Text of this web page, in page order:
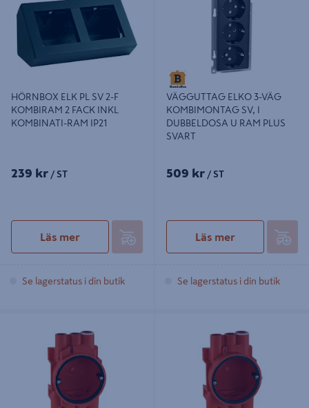
KOMBINATI-RAM IP21
HÖRNBOX ELK PL SV 2-F
KOMBIRAM 2 FACK INKL
KOMBINATI-RAM IP21
239 kr / ST
Läs mer
Se lagerstatus i din butik
DUBBELDOSA U RAM PLUS SVART
VÄGGUTTAG ELKO 3-VÄG
KOMBIMONTAG SV, I
DUBBELDOSA U RAM PLUS
SVART
509 kr / ST
Läs mer
Se lagerstatus i din butik